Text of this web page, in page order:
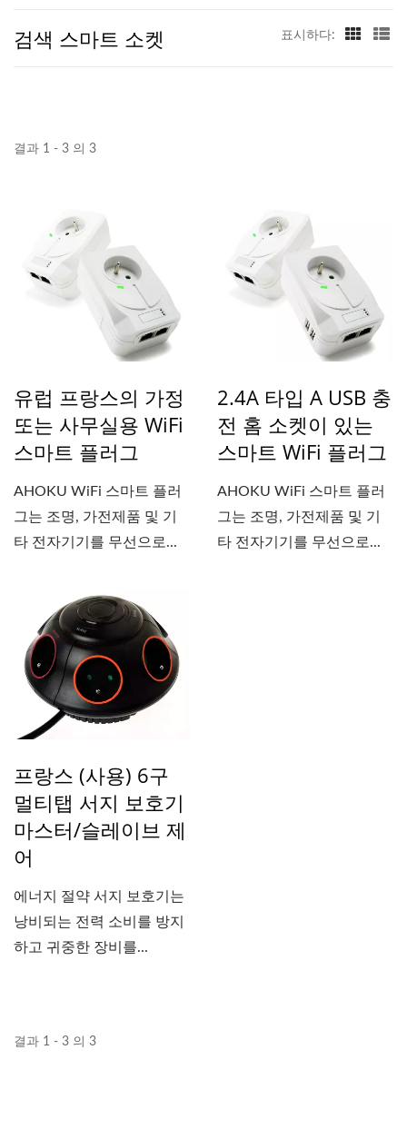
검색 스마트 소켓 표시하다:
결과 1 - 3 의 3
유럽 프랑스의 가정
또는 사무실용 WiFi
스마트 플러그
AHOKU WiFi 스마트 플러
그는 조명, 가전제품 및 기
타 전자기기를 무선으로...
2.4A 타입 A USB 충
전 홈 소켓이 있는
스마트 WiFi 플러그
AHOKU WiFi 스마트 플러
그는 조명, 가전제품 및 기
타 전자기기를 무선으로...
프랑스 (사용) 6구
멀티탭 서지 보호기
마스터/슬레이브 제
어
에너지 절약 서지 보호기는
낭비되는 전력 소비를 방지
하고 귀중한 장비를...
결과 1 - 3 의 3